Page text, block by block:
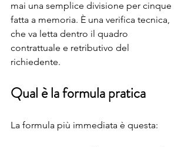
mai una semplice divisione per cinque
fatta a memoria. È una verifica tecnica,
che va letta dentro il quadro
contrattuale e retributivo del
richiedente.
Qual è la formula pratica
La formula più immediata è questa: